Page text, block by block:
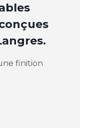
finition